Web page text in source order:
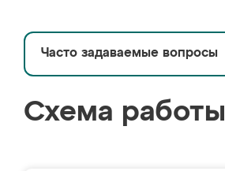
Часто задаваемые вопросы
Схема работы